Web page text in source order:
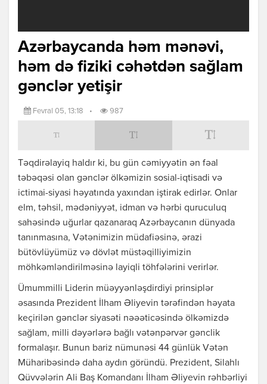
Azərbaycanda həm mənəvi,
həm də fiziki cəhətdən sağlam
gənclər yetişir
Fevral 05, 13:18 • 987
Təqdirəlayiq haldır ki, bu gün cəmiyyətin ən fəal
təbəqəsi olan gənclər ölkəmizin sosial-iqtisadi və
ictimai-siyasi həyatında yaxından iştirak edirlər. Onlar
elm, təhsil, mədəniyyət, idman və hərbi quruculuq
sahəsində uğurlar qazanaraq Azərbaycanın dünyada
tanınmasına, Vətənimizin müdafiəsinə, ərazi
bütövlüyümüz və dövlət müstəqilliyimizin
möhkəmləndirilməsinə layiqli töhfələrini verirlər.
Ümummilli Liderin müəyyənləşdirdiyi prinsiplər
əsasında Prezident İlham Əliyevin tərəfindən həyata
keçirilən gənclər siyasəti nəəəticəsində ölkəmizdə
sağlam, milli dəyərlərə bağlı vətənpərvər gənclik
formalaşır. Bunun bariz nümunəsi 44 günlük Vətən
Müharibəsində daha aydın göründü. Prezident, Silahlı
Qüvvələrin Ali Baş Komandanı İlham Əliyevin rəhbərliyi